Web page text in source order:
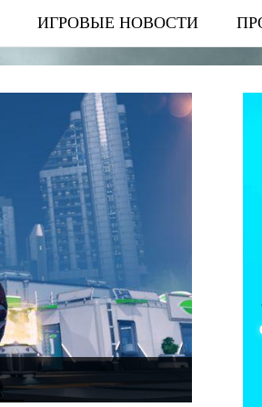
ИГРОВЫЕ НОВОСТИ